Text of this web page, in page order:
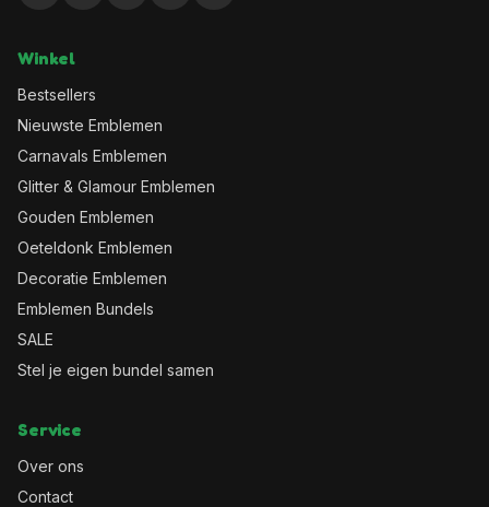
Winkel
Bestsellers
Nieuwste Emblemen
Carnavals Emblemen
Glitter & Glamour Emblemen
Gouden Emblemen
Oeteldonk Emblemen
Decoratie Emblemen
Emblemen Bundels
SALE
Stel je eigen bundel samen
Service
Over ons
Contact